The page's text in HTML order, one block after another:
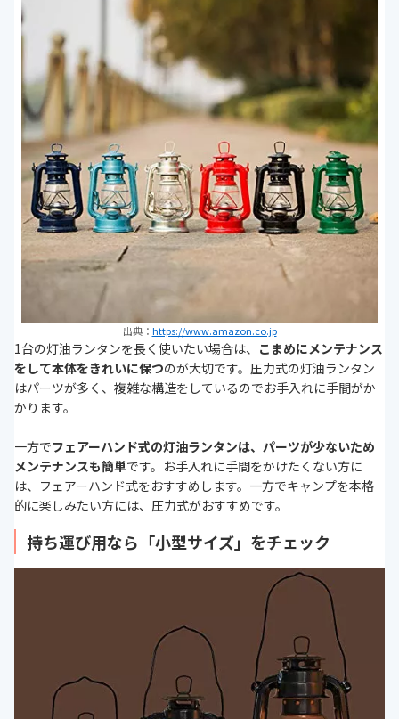
出典： https://www.amazon.co.jp
1台の灯油ランタンを長く使いたい場合は、 こまめにメンテナンス
をして本体をきれいに保つのが大切です。圧力式の灯油ランタン
はパーツが多く、複雑な構造をしているのでお手入れに手間がか
かります。
一方でフェアーハンド式の灯油ランタンは、パーツが少ないため
メンテナンスも簡単です。お手入れに手間をかけたくない方に
は、フェアーハンド式をおすすめします。一方でキャンプを本格
的に楽しみたい方には、圧力式がおすすめです。
持ち運び用なら「小型サイズ」をチェック